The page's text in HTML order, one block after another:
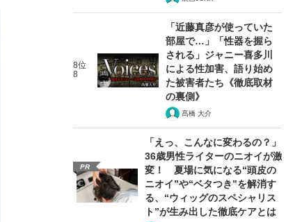
8位
8
「近藤真彦が使っていた
部屋で…」「性器を握ら
される」ジャニー喜多川
による性加害、語り始め
た被害者たち《徹底取材
の裏側》
髙橋 大介
PR
「えっ、こんなに変わるの？」
36歳男性ライターのニオイが激
変！ 夏場に気になる“頭皮の
ニオイ”や“ベタつき”を解消す
る、“ウィッグのスペシャリス
ト”が生み出した徹底ケアとは